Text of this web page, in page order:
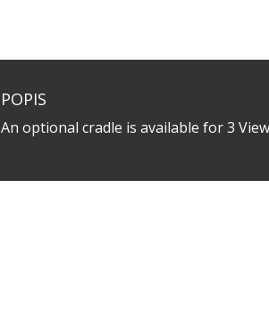
POPIS
An optional cradle is available for 3